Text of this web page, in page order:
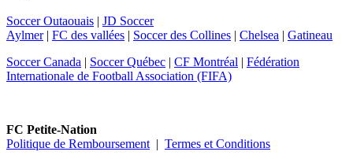
Soccer Outaouais | JD Soccer
Aylmer| FC des vallées | Soccer des Collines | Chelsea | Gatineau
Soccer Canada | Soccer Québec | CF Montréal | Fédération
Internationale de Football Association (FIFA)
FC Petite-Nation
Politique de Remboursement | Termes et Conditions